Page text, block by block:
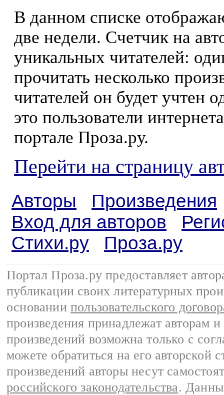
В данном списке
две недели. Счетчик на
уникальных читателей:
прочитать несколько
читателей он будет учтен
это пользователи
портале Проза.ру.
Перейти на страницу
Авторы
Произведения
Вход для авторов
Стихи.ру
Проза.ру
Портал Проза.ру предоставляет
публикации своих литературных
основании пользовательского
произведения принадлежат авторам
произведений возможна только с
можете обратиться на его авторской
произведений авторы несут
российского законодательства.